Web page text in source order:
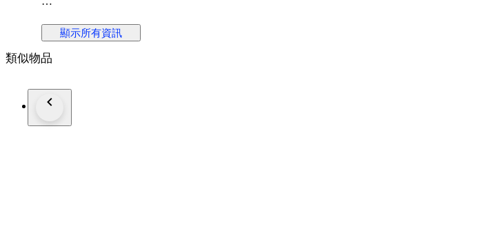
luxury riconoscibile.
Colore neutro e luminoso, facilissimo da abbinare in ogni stagione.
顯示所有資訊
類似物品